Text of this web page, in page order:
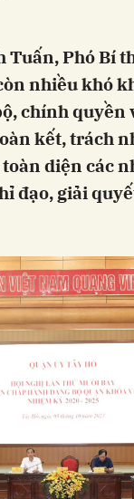
Tuấn, Phó Bí
nhiều khó
chính quyền
kết, trách
diện các
đạo, giải